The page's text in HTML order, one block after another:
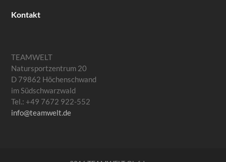
Kontakt
TEAMWELT
Natursportzentrum 20
D 79862 Höchenschwand
im Südschwarzwald
Tel.: +49 7672 922-552
info@teamwelt.de